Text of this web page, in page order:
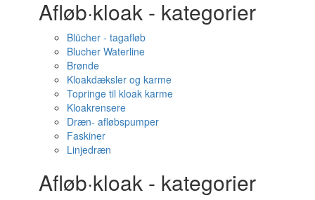
Afløb·kloak - kategorier
Blücher - tagafløb
Blucher Waterline
Brønde
Kloakdæksler og karme
Topringe til kloak karme
Kloakrensere
Dræn- afløbspumper
Faskiner
Linjedræn
Afløb·kloak - kategorier